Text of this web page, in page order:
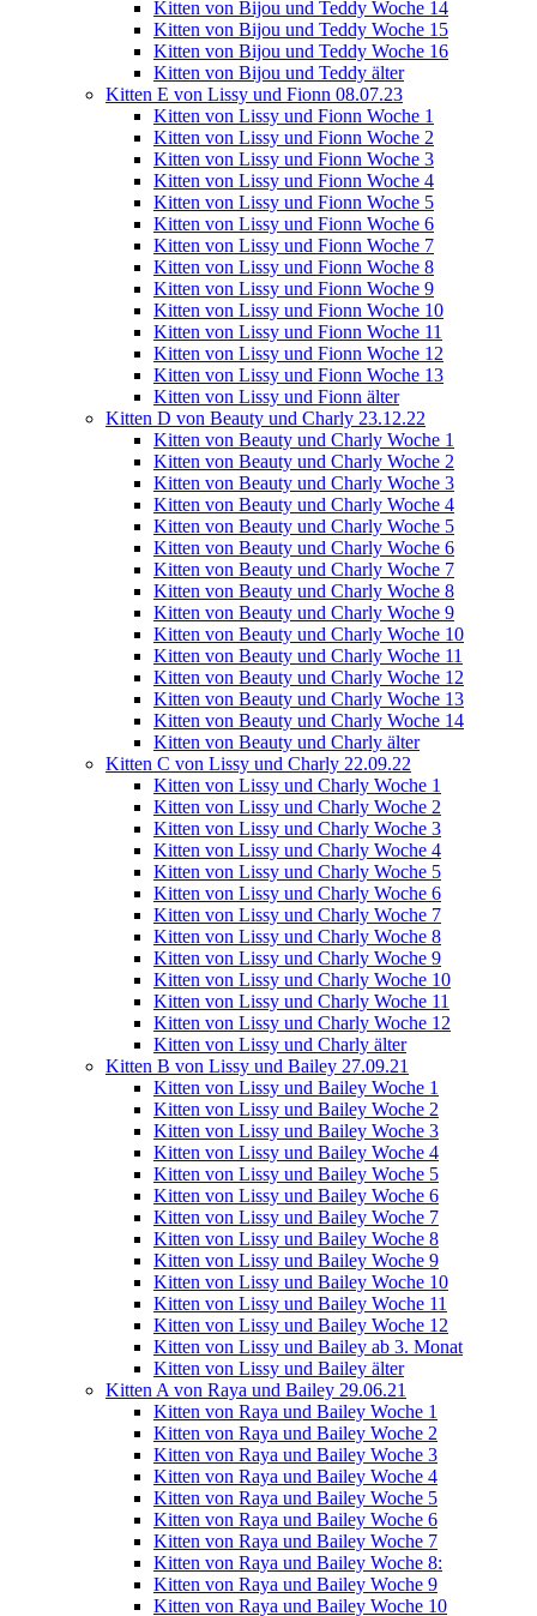
Kitten von Bijou und Teddy Woche 14
Kitten von Bijou und Teddy Woche 15
Kitten von Bijou und Teddy Woche 16
Kitten von Bijou und Teddy älter
Kitten E von Lissy und Fionn 08.07.23
Kitten von Lissy und Fionn Woche 1
Kitten von Lissy und Fionn Woche 2
Kitten von Lissy und Fionn Woche 3
Kitten von Lissy und Fionn Woche 4
Kitten von Lissy und Fionn Woche 5
Kitten von Lissy und Fionn Woche 6
Kitten von Lissy und Fionn Woche 7
Kitten von Lissy und Fionn Woche 8
Kitten von Lissy und Fionn Woche 9
Kitten von Lissy und Fionn Woche 10
Kitten von Lissy und Fionn Woche 11
Kitten von Lissy und Fionn Woche 12
Kitten von Lissy und Fionn Woche 13
Kitten von Lissy und Fionn älter
Kitten D von Beauty und Charly 23.12.22
Kitten von Beauty und Charly Woche 1
Kitten von Beauty und Charly Woche 2
Kitten von Beauty und Charly Woche 3
Kitten von Beauty und Charly Woche 4
Kitten von Beauty und Charly Woche 5
Kitten von Beauty und Charly Woche 6
Kitten von Beauty und Charly Woche 7
Kitten von Beauty und Charly Woche 8
Kitten von Beauty und Charly Woche 9
Kitten von Beauty und Charly Woche 10
Kitten von Beauty und Charly Woche 11
Kitten von Beauty und Charly Woche 12
Kitten von Beauty und Charly Woche 13
Kitten von Beauty und Charly Woche 14
Kitten von Beauty und Charly älter
Kitten C von Lissy und Charly 22.09.22
Kitten von Lissy und Charly Woche 1
Kitten von Lissy und Charly Woche 2
Kitten von Lissy und Charly Woche 3
Kitten von Lissy und Charly Woche 4
Kitten von Lissy und Charly Woche 5
Kitten von Lissy und Charly Woche 6
Kitten von Lissy und Charly Woche 7
Kitten von Lissy und Charly Woche 8
Kitten von Lissy und Charly Woche 9
Kitten von Lissy und Charly Woche 10
Kitten von Lissy und Charly Woche 11
Kitten von Lissy und Charly Woche 12
Kitten von Lissy und Charly älter
Kitten B von Lissy und Bailey 27.09.21
Kitten von Lissy und Bailey Woche 1
Kitten von Lissy und Bailey Woche 2
Kitten von Lissy und Bailey Woche 3
Kitten von Lissy und Bailey Woche 4
Kitten von Lissy und Bailey Woche 5
Kitten von Lissy und Bailey Woche 6
Kitten von Lissy und Bailey Woche 7
Kitten von Lissy und Bailey Woche 8
Kitten von Lissy und Bailey Woche 9
Kitten von Lissy und Bailey Woche 10
Kitten von Lissy und Bailey Woche 11
Kitten von Lissy und Bailey Woche 12
Kitten von Lissy und Bailey ab 3. Monat
Kitten von Lissy und Bailey älter
Kitten A von Raya und Bailey 29.06.21
Kitten von Raya und Bailey Woche 1
Kitten von Raya und Bailey Woche 2
Kitten von Raya und Bailey Woche 3
Kitten von Raya und Bailey Woche 4
Kitten von Raya und Bailey Woche 5
Kitten von Raya und Bailey Woche 6
Kitten von Raya und Bailey Woche 7
Kitten von Raya und Bailey Woche 8:
Kitten von Raya und Bailey Woche 9
Kitten von Raya und Bailey Woche 10